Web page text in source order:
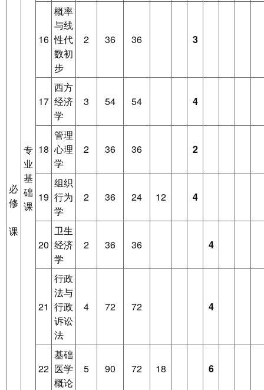
必
修
课
专
业
基
础
课
16
概率
与线
性代
数初
步
2 36 36 3
17
西方
经济
学
3 54 54 4
18
管理
心理
学
2 36 36 2
19
组织
行为
学
2 36 24 12 4
20
卫生
经济
学
2 36 36 4
21
行政
法与
行政
诉讼
法
4 72 72 4
22
基础
医学
概论
5 90 72 18 6